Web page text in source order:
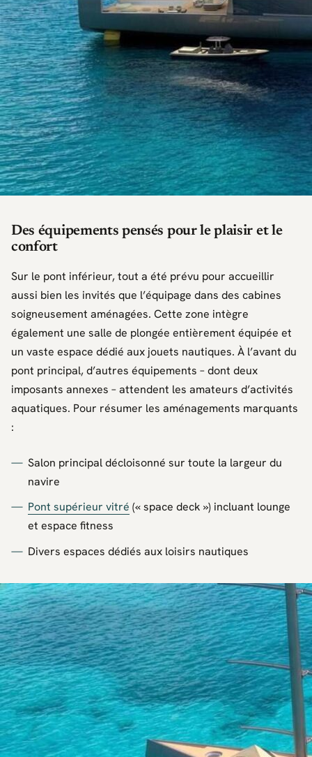
Des équipements pensés pour le plaisir et le
confort
Sur le pont inférieur, tout a été prévu pour accueillir
aussi bien les invités que l’équipage dans des cabines
soigneusement aménagées. Cette zone intègre
également une salle de plongée entièrement équipée et
un vaste espace dédié aux jouets nautiques. À l’avant du
pont principal, d’autres équipements – dont deux
imposants annexes – attendent les amateurs d’activités
aquatiques. Pour résumer les aménagements marquants
:
Salon principal décloisonné sur toute la largeur du
navire
Pont supérieur vitré (« space deck ») incluant lounge
et espace fitness
Divers espaces dédiés aux loisirs nautiques